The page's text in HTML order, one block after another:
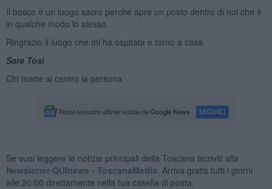
Il bosco è un luogo sacro perché apre un posto dentro di noi che è
in qualche modo lo stesso.
Ringrazio il luogo che mi ha ospitata e torno a casa.
Sara Tosi
Chi mette al centro la persona
Se vuoi leggere le notizie principali della Toscana iscriviti alla
Newsletter QUInews - ToscanaMedia. Arriva gratis tutti i giorni
alle 20:00 direttamente nella tua casella di posta.